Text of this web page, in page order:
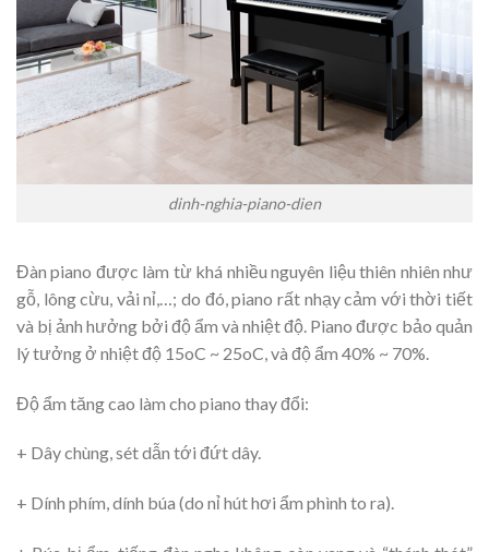
dinh-nghia-piano-dien
Đàn piano được làm từ khá nhiều nguyên liệu thiên nhiên như
gỗ, lông cừu, vải nỉ,…; do đó, piano rất nhạy cảm với thời tiết
và bị ảnh hưởng bởi độ ẩm và nhiệt độ. Piano được bảo quản
lý tưởng ở nhiệt độ 15oC ~ 25oC, và độ ẩm 40% ~ 70%.
Độ ẩm tăng cao làm cho piano thay đổi:
+ Dây chùng, sét dẫn tới đứt dây.
+ Dính phím, dính búa (do nỉ hút hơi ẩm phình to ra).